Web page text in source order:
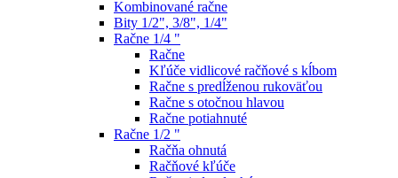
Kombinované račne
Bity 1/2", 3/8", 1/4"
Račne 1/4 "
Račne
Kľúče vidlicové račňové s kĺbom
Račne s predĺženou rukoväťou
Račne s otočnou hlavou
Račne potiahnuté
Račne 1/2 "
Račňa ohnutá
Račňové kľúče